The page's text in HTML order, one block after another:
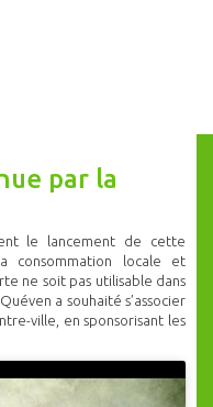
par la
le lancement de cette
consommation locale et
ne soit pas utilisable dans
a souhaité s’associer
ville, en sponsorisant les